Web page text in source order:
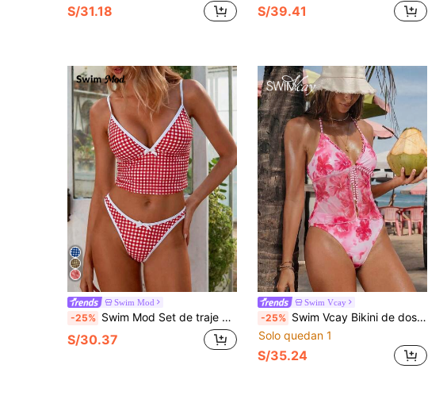
S/31.18 S/39.41
Swim Mod
-25% Swim Mod Set de traje de baño de 2 piezas con top con tirantes a cuadros y espalda descubierta con lazo, y Bottom tipo bikini para vacaciones en la playa
S/30.37
Swim Vcay
-25% Swim Vcay Bikini de dos piezas con estampado colorido, copa triangular y cuello halter, para uso casual, vacaciones y fiestas en la playa
Solo quedan 1
S/35.24